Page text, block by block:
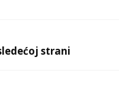
strani